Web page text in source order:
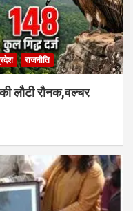
राजनीति
की लौटी रौनक,वल्चर